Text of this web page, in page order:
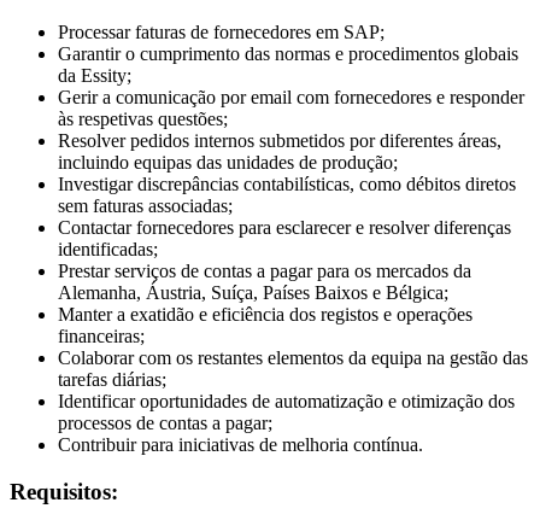
Processar faturas de fornecedores em SAP;
Garantir o cumprimento das normas e procedimentos globais
da Essity;
Gerir a comunicação por email com fornecedores e responder
às respetivas questões;
Resolver pedidos internos submetidos por diferentes áreas,
incluindo equipas das unidades de produção;
Investigar discrepâncias contabilísticas, como débitos diretos
sem faturas associadas;
Contactar fornecedores para esclarecer e resolver diferenças
identificadas;
Prestar serviços de contas a pagar para os mercados da
Alemanha, Áustria, Suíça, Países Baixos e Bélgica;
Manter a exatidão e eficiência dos registos e operações
financeiras;
Colaborar com os restantes elementos da equipa na gestão das
tarefas diárias;
Identificar oportunidades de automatização e otimização dos
processos de contas a pagar;
Contribuir para iniciativas de melhoria contínua.
Requisitos: